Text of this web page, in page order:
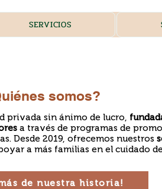
SERVICIOS
somos?
privada sin ánimo de lucro,
a través de programas de
Desde 2019, ofrecemos nuestros
a más familias en el cuidado de
de nuestra historia!